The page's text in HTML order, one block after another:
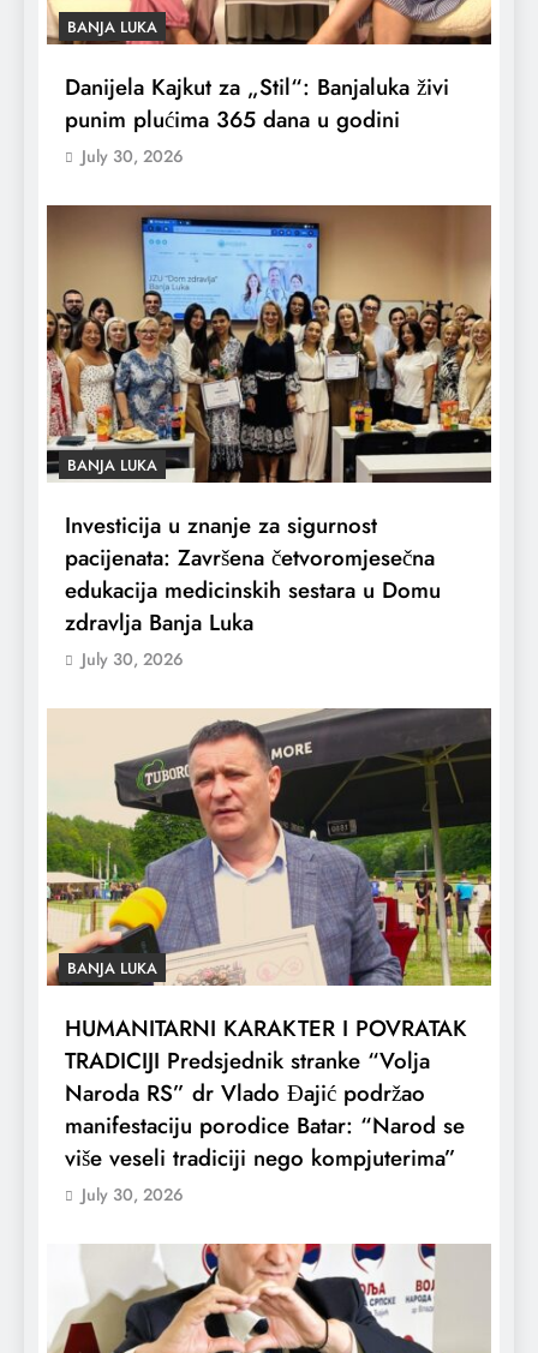
BANJA LUKA
Danijela Kajkut za „Stil“: Banjaluka živi
punim plućima 365 dana u godini
July 30, 2026
BANJA LUKA
Investicija u znanje za sigurnost
pacijenata: Završena četvoromjesečna
edukacija medicinskih sestara u Domu
zdravlja Banja Luka
July 30, 2026
BANJA LUKA
HUMANITARNI KARAKTER I POVRATAK
TRADICIJI Predsjednik stranke “Volja
Naroda RS” dr Vlado Đajić podržao
manifestaciju porodice Batar: “Narod se
više veseli tradiciji nego kompjuterima”
July 30, 2026